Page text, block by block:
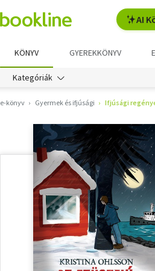
AI
KÖNYV GYEREKKÖNYV
Kategóriák
e-könyv Gyermek és ifjúsági Ifjúsági